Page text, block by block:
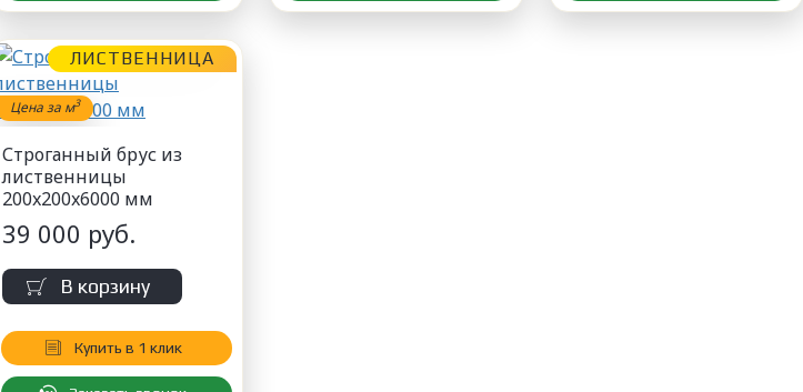
Цена за м3
ЛИСТВЕННИЦА
Строганный брус из
лиственницы
200x200x6000 мм
39 000 руб.
В корзину
Купить в 1 клик